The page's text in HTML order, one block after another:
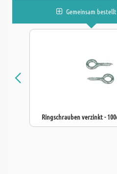
Gemeinsam
Ringschrauben verzinkt -